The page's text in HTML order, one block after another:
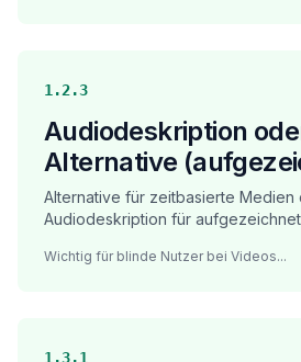
1.2.3
Audiodeskription
Alternative
Alternative für zeitbasierte Medien
Audiodeskription für
Wichtig für blinde Nutzer bei Videos...
1.3.1